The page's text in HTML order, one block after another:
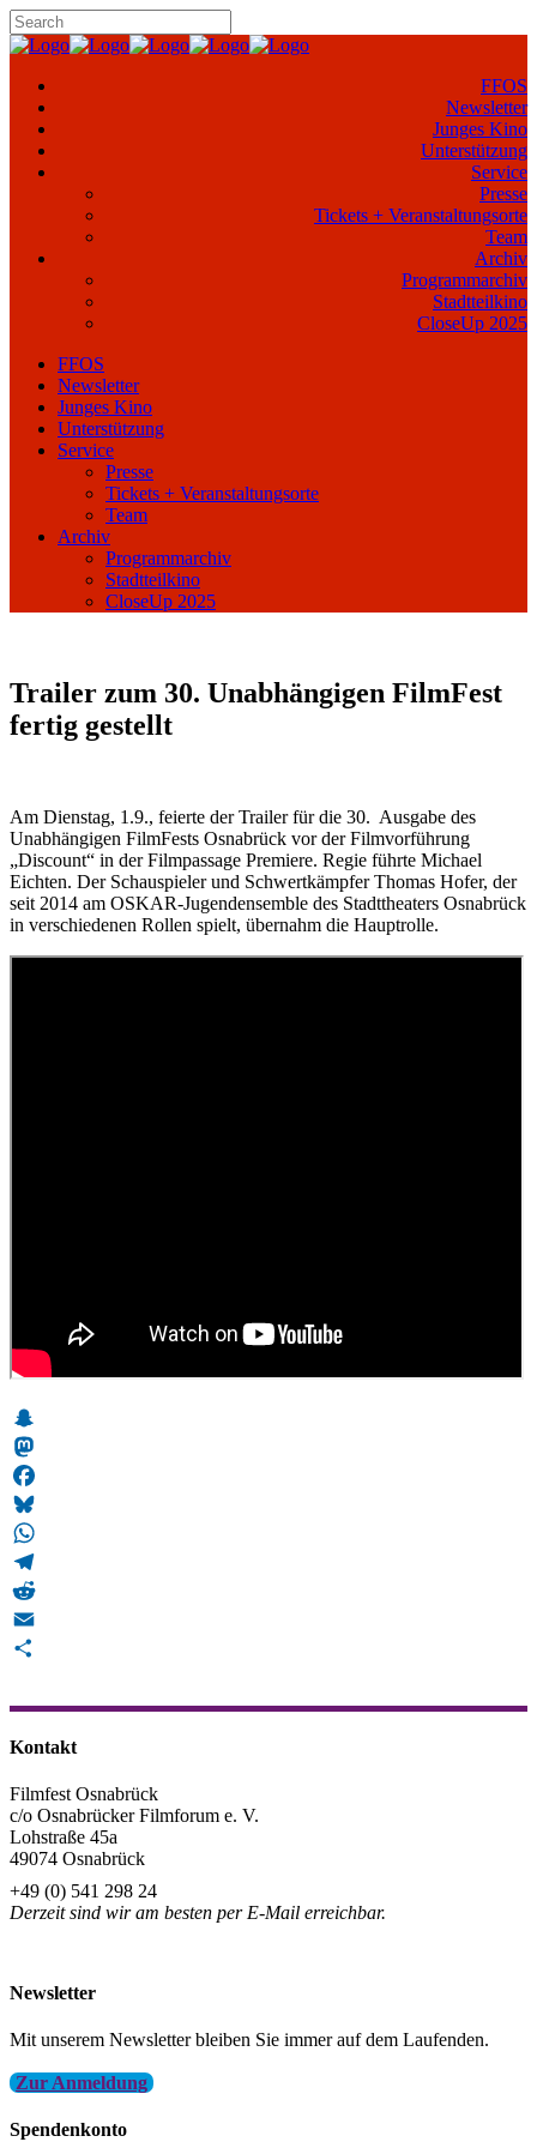
FFOS
Newsletter
Junges Kino
Unterstützung
Service
Presse
Tickets + Veranstaltungsorte
Team
Archiv
Programmarchiv
Stadtteilkino
CloseUp 2025
FFOS
Newsletter
Junges Kino
Unterstützung
Service
Presse
Tickets + Veranstaltungsorte
Team
Archiv
Programmarchiv
Stadtteilkino
CloseUp 2025
Trailer zum 30. Unabhängigen FilmFest
fertig gestellt
Am Dienstag, 1.9., feierte der Trailer für die 30. Ausgabe des
Unabhängigen FilmFests Osnabrück vor der Filmvorführung
„Discount“ in der Filmpassage Premiere. Regie führte Michael
Eichten. Der Schauspieler und Schwertkämpfer Thomas Hofer, der
seit 2014 am OSKAR-Jugendensemble des Stadttheaters Osnabrück
in verschiedenen Rollen spielt, übernahm die Hauptrolle.
Snapchat
Mastodon
Facebook
Bluesky
WhatsApp
Telegram
Reddit
Email
Kontakt
Filmfest Osnabrück
c/o Osnabrücker Filmforum e. V.
Lohstraße 45a
49074 Osnabrück
+49 (0) 541 298 24
Derzeit sind wir am besten per E-Mail erreichbar.
Newsletter
Mit unserem Newsletter bleiben Sie immer auf dem Laufenden.
Zur Anmeldung
Spendenkonto